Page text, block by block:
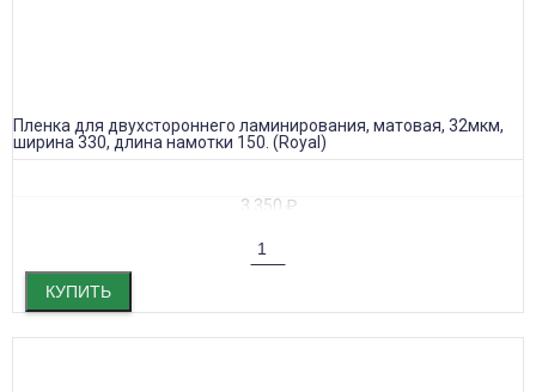
Пленка для двухстороннего ламинирования, матовая, 32мкм,
ширина 330, длина намотки 150. (Royal)
3 350 ₽
КУПИТЬ